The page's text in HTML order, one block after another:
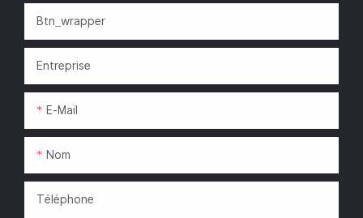
Btn_wrapper
Entreprise
E-Mail
Nom
Téléphone